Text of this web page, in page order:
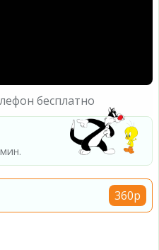
бесплатно
360p